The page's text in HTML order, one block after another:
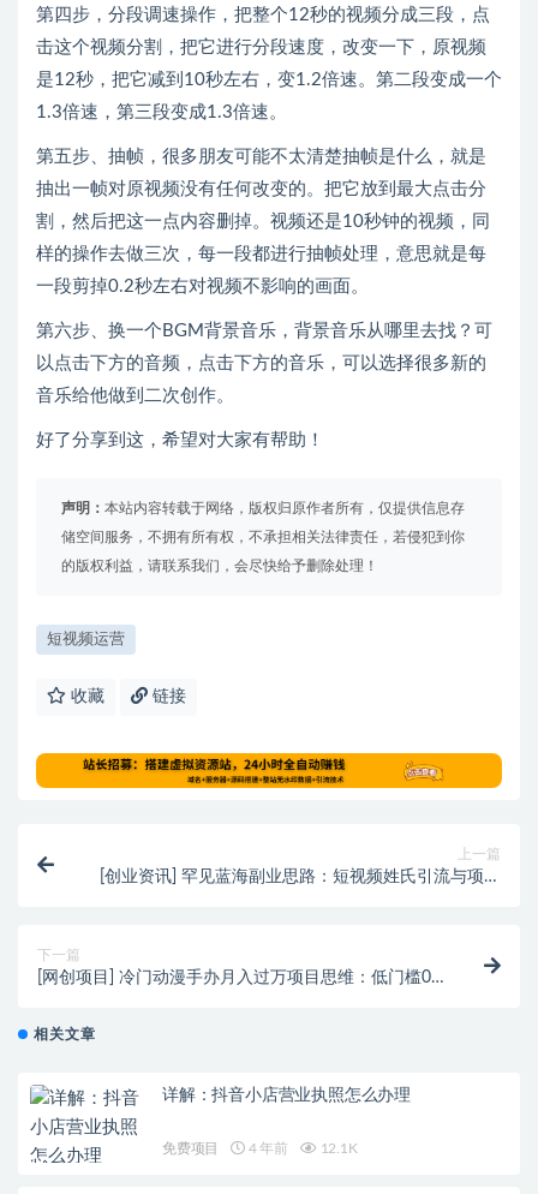
第四步，分段调速操作，把整个12秒的视频分成三段，点
击这个视频分割，把它进行分段速度，改变一下，原视频
是12秒，把它减到10秒左右，变1.2倍速。第二段变成一个
1.3倍速，第三段变成1.3倍速。
第五步、抽帧，很多朋友可能不太清楚抽帧是什么，就是
抽出一帧对原视频没有任何改变的。把它放到最大点击分
割，然后把这一点内容删掉。视频还是10秒钟的视频，同
样的操作去做三次，每一段都进行抽帧处理，意思就是每
一段剪掉0.2秒左右对视频不影响的画面。
第六步、换一个BGM背景音乐，背景音乐从哪里去找？可
以点击下方的音频，点击下方的音乐，可以选择很多新的
音乐给他做到二次创作。
好了分享到这，希望对大家有帮助！
声明： 本站内容转载于网络，版权归原作者所有，仅提供信息存
储空间服务，不拥有所有权，不承担相关法律责任，若侵犯到你
的版权利益，请联系我们，会尽快给予删除处理！
短视频运营
收藏 链接
上一篇
[创业资讯] 罕见蓝海副业思路：短视频姓氏引流与项目
下一篇
[网创项目] 冷门动漫手办月入过万项目思维：低门槛0
相关文章
详解：抖音小店营业执照怎么办理
免费项目 4 年前 12.1K